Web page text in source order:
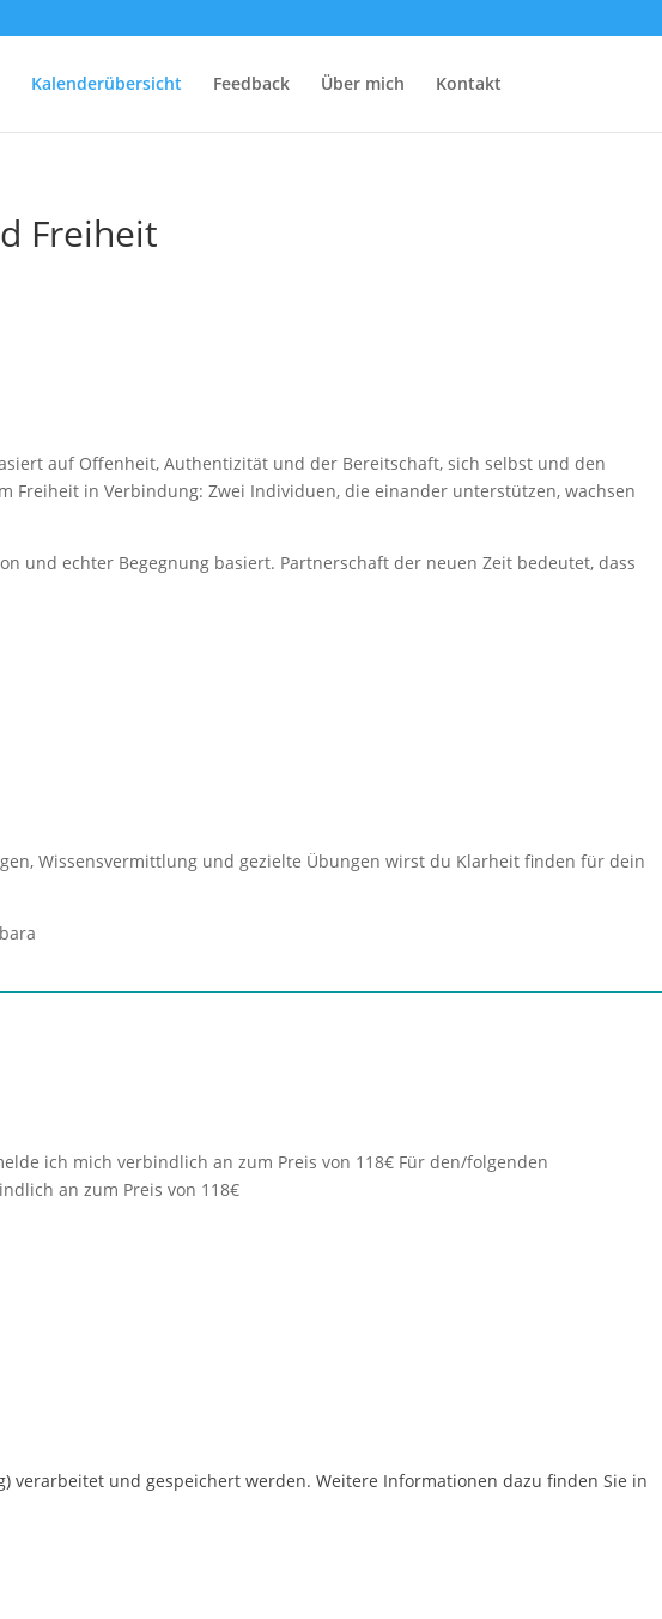
Kalenderübersicht Feedback Über mich Kontakt
Freiheit
auf Offenheit, Authentizität und der Bereitschaft, sich selbst und den
Freiheit in Verbindung: Zwei Individuen, die einander unterstützen, wachsen
und echter Begegnung basiert. Partnerschaft der neuen Zeit bedeutet, dass
Wissensvermittlung und gezielte Übungen wirst du Klarheit finden für dein
ich mich verbindlich an zum Preis von 118€ Für den/folgenden
an zum Preis von 118€
verarbeitet und gespeichert werden. Weitere Informationen dazu finden Sie in